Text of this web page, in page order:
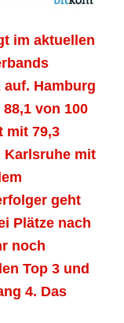
im aktuellen
auf. Hamburg
von 100
mit 79,3
Karlsruhe mit
geht
Plätze nach
noch
Top 3 und
4. Das